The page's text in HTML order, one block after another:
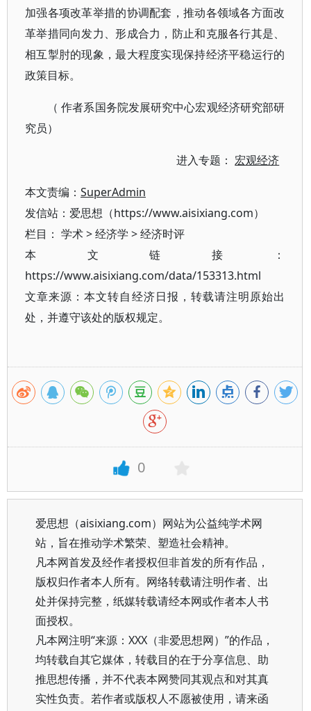
加强各项改革举措的协调配套，推动各领域各方面改
革举措同向发力、形成合力，防止和克服各行其是、
相互掣肘的现象，最大程度实现保持经济平稳运行的
政策目标。
（ 作者系国务院发展研究中心宏观经济研究部研
究员）
进入专题：宏观经济
本文责编： SuperAdmin
发信站：爱思想（https://www.aisixiang.com）
栏目： 学术>经济学 >经济时评
本文链接：
https://www.aisixiang.com/data/153313.html
文章来源：本文转自经济日报，转载请注明原始出
处，并遵守该处的版权规定。
0
爱思想（aisixiang.com）网站为公益纯学术网
站，旨在推动学术繁荣、塑造社会精神。
凡本网首发及经作者授权但非首发的所有作品，
版权归作者本人所有。网络转载请注明作者、出
处并保持完整，纸媒转载请经本网或作者本人书
面授权。
凡本网注明“来源：XXX（非爱思想网）”的作品，
均转载自其它媒体，转载目的在于分享信息、助
推思想传播，并不代表本网赞同其观点和对其真
实性负责。若作者或版权人不愿被使用，请来函